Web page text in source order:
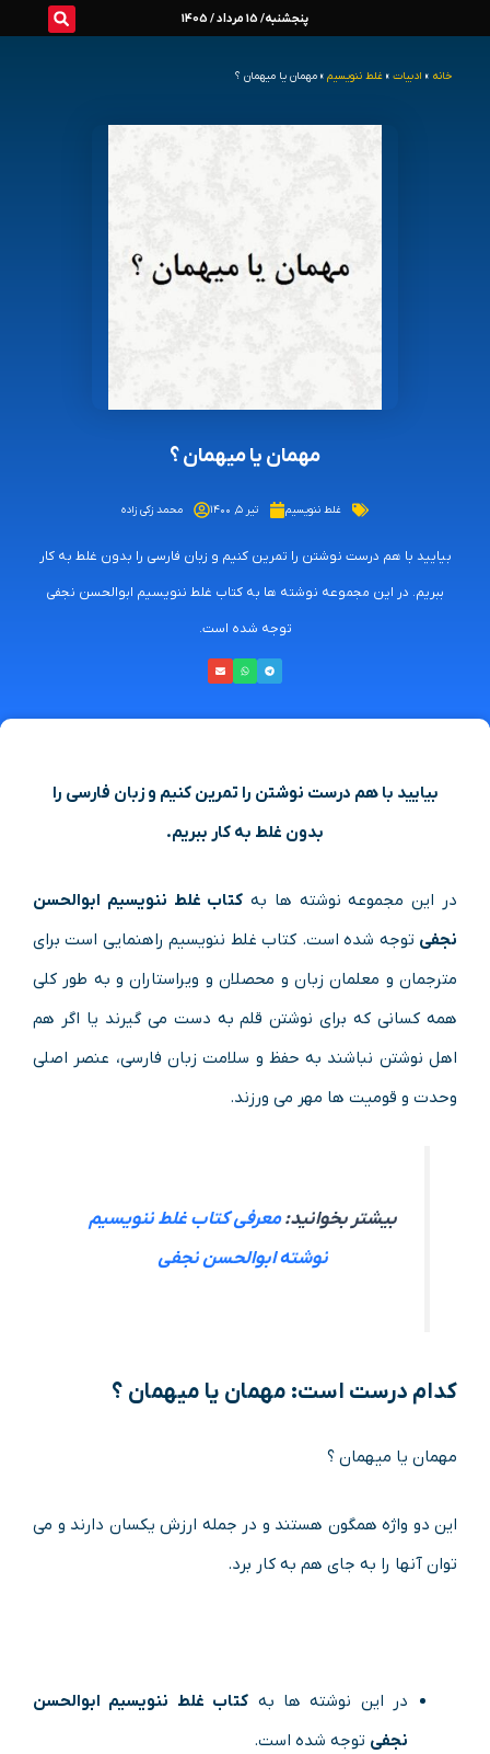
پنجشنبه/ 15 مرداد / 1405
خانه » ادبیات » غلط ننویسیم » مهمان یا میهمان ؟
مهمان یا میهمان ؟
غلط ننویسیم تیر ۵, ۱۴۰۰ محمد زکی زاده
بیایید با هم درست نوشتن را تمرین کنیم و زبان فارسی را بدون غلط به کار
ببریم. در این مجموعه نوشته ها به کتاب غلط ننویسیم ابوالحسن نجفی
توجه شده است.
بیایید با هم درست نوشتن را تمرین کنیم و زبان فارسی را
بدون غلط به کار ببریم.
در این مجموعه نوشته ها به کتاب غلط ننویسیم ابوالحسن
نجفی توجه شده است. کتاب غلط ننویسیم راهنمایی است برای
مترجمان و معلمان زبان و محصلان و ویراستاران و به طور کلی
همه کسانی که برای نوشتن قلم به دست می گیرند یا اگر هم
اهل نوشتن نباشند به حفظ و سلامت زبان فارسی، عنصر اصلی
وحدت و قومیت ها مهر می ورزند.
بیشتر بخوانید:معرفی کتاب غلط ننویسیم
نوشته ابوالحسن نجفی
کدام درست است: مهمان یا میهمان ؟
مهمان یا میهمان ؟
این دو واژه همگون هستند و در جمله ارزش یکسان دارند و می
توان آنها را به جای هم به کار برد.
در این نوشته ها به کتاب غلط ننویسیم ابوالحسن
نجفی توجه شده است.